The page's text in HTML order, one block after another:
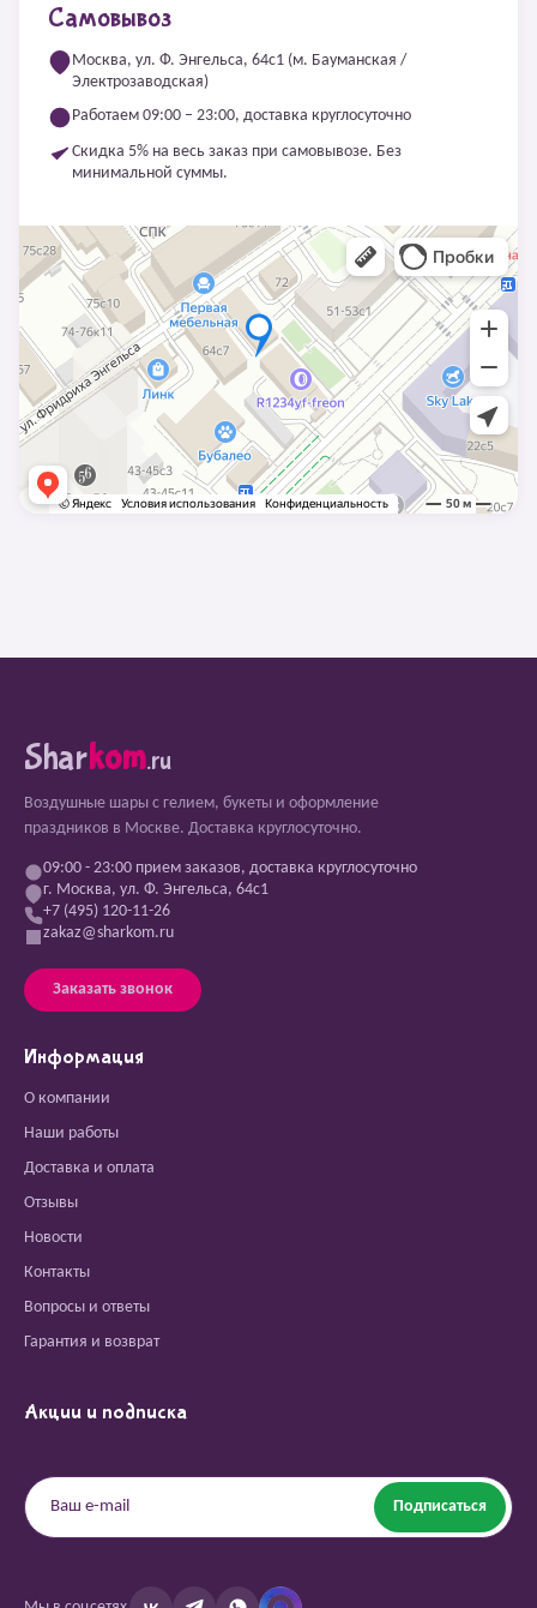
Самовывоз
Москва, ул. Ф. Энгельса, 64с1 (м. Бауманская /
Электрозаводская)
Работаем 09:00 – 23:00, доставка круглосуточно
Скидка 5% на весь заказ при самовывозе. Без
минимальной суммы.
Sharkom.ru
Воздушные шары с гелием, букеты и оформление
праздников в Москве. Доставка круглосуточно.
09:00 - 23:00 прием заказов, доставка круглосуточно
г. Москва, ул. Ф. Энгельса, 64с1
+7 (495) 120-11-26
zakaz@sharkom.ru
Заказать звонок
Информация
О компании
Наши работы
Доставка и оплата
Отзывы
Новости
Контакты
Вопросы и ответы
Гарантия и возврат
Акции и подписка
Подписаться